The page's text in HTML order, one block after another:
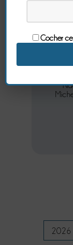
2026
Cocher